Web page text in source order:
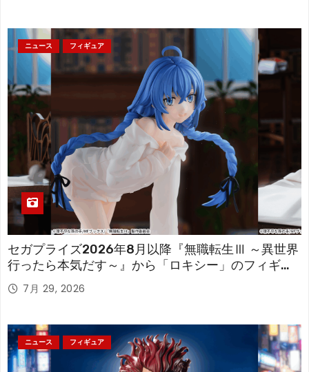
ニュース フィギュア
セガプライズ2026年8月以降『無職転生Ⅲ ～異世界
行ったら本気だす～』から「ロキシー」のフィギュ
アが登場！
7月 29, 2026
ニュース フィギュア